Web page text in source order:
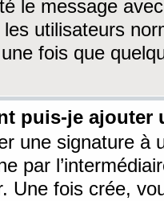
le message
utilisateurs
fois que
puis-je ajouter
une signature à
par
Une fois crée,